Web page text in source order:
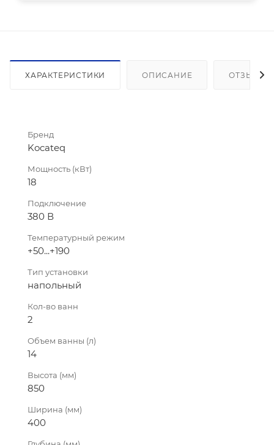
ХАРАКТЕРИСТИКИ ОПИСАНИЕ ОТЗЫВЫ
Бренд
Kocateq
Мощность (кВт)
18
Подключение
380 В
Температурный режим
+50...+190
Тип установки
напольный
Кол-во ванн
2
Объем ванны (л)
14
Высота (мм)
850
Ширина (мм)
400